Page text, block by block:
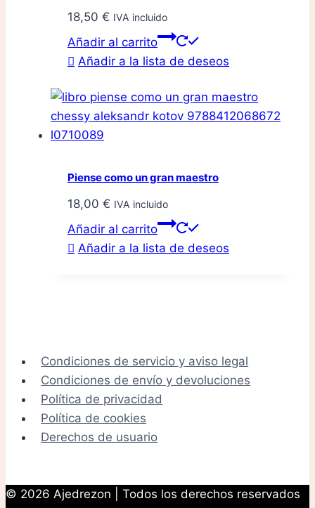
18,50 € IVA incluido
Añadir al carrito
Añadir a la lista de deseos
Piense como un gran maestro
18,00 € IVA incluido
Añadir al carrito
Añadir a la lista de deseos
Condiciones de servicio y aviso legal
Condiciones de envío y devoluciones
Política de privacidad
Política de cookies
Derechos de usuario
© 2026 Ajedrezon | Todos los derechos reservados